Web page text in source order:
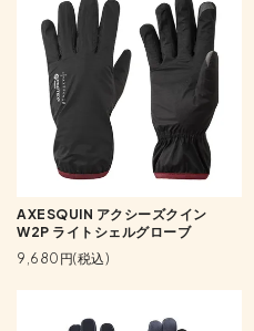
AXESQUIN アクシーズクイン
W2P ライトシェルグローブ
9,680円(税込)